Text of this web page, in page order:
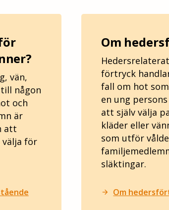
vän,
någon
och
är
att
för
Om
förtryck
fall om hot
en ung
att själv välja
kläder eller
som utför
släktingar.
arrow_forward Om